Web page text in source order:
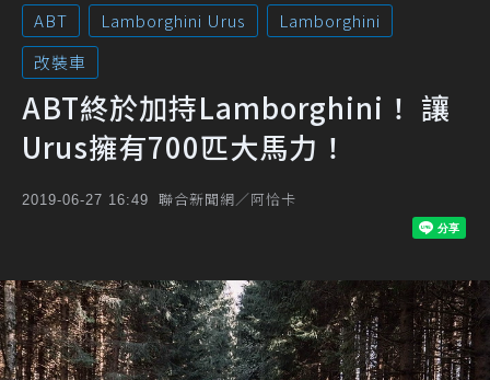
ABT Lamborghini Urus
Lamborghini
改裝車
ABT終於加持Lamborghini！ 讓
Urus擁有700匹大馬力！
2019-06-27 16:49 聯合新聞網／阿恰卡